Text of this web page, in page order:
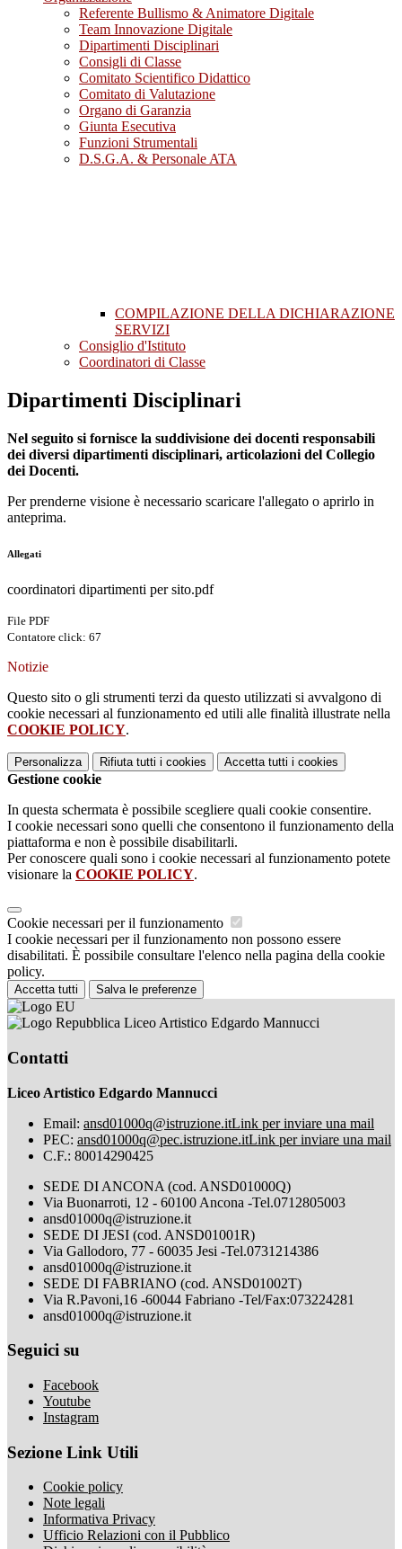
Referente Bullismo & Animatore Digitale
Team Innovazione Digitale
Dipartimenti Disciplinari
Consigli di Classe
Comitato Scientifico Didattico
Comitato di Valutazione
Organo di Garanzia
Giunta Esecutiva
Funzioni Strumentali
D.S.G.A. & Personale ATA
COMPILAZIONE DELLA DICHIARAZIONE
SERVIZI
Consiglio d'Istituto
Coordinatori di Classe
Dipartimenti Disciplinari
Nel seguito si fornisce la suddivisione dei docenti responsabili
dei diversi dipartimenti disciplinari, articolazioni del Collegio
dei Docenti.
Per prenderne visione è necessario scaricare l'allegato o aprirlo in
anteprima.
Allegati
coordinatori dipartimenti per sito.pdf
File PDF
Contatore click: 67
Notizie
Questo sito o gli strumenti terzi da questo utilizzati si avvalgono di
cookie necessari al funzionamento ed utili alle finalità illustrate nella
COOKIE POLICY.
Personalizza Rifiuta tutti i cookies Accetta tutti i cookies
Gestione cookie
In questa schermata è possibile scegliere quali cookie consentire.
I cookie necessari sono quelli che consentono il funzionamento della
piattaforma e non è possibile disabilitarli.
Per conoscere quali sono i cookie necessari al funzionamento potete
visionare la COOKIE POLICY.
Cookie necessari per il funzionamento
I cookie necessari per il funzionamento non possono essere
disabilitati. È possibile consultare l'elenco nella pagina della cookie
policy.
Accetta tutti Salva le preferenze
Liceo Artistico Edgardo Mannucci
Contatti
Liceo Artistico Edgardo Mannucci
Email: ansd01000q@istruzione.itLink per inviare una mail
PEC: ansd01000q@pec.istruzione.itLink per inviare una mail
C.F.: 80014290425
SEDE DI ANCONA (cod. ANSD01000Q)
Via Buonarroti, 12 - 60100 Ancona -Tel.0712805003
ansd01000q@istruzione.it
SEDE DI JESI (cod. ANSD01001R)
Via Gallodoro, 77 - 60035 Jesi -Tel.0731214386
ansd01000q@istruzione.it
SEDE DI FABRIANO (cod. ANSD01002T)
Via R.Pavoni,16 -60044 Fabriano -Tel/Fax:073224281
ansd01000q@istruzione.it
Seguici su
Facebook
Youtube
Instagram
Sezione Link Utili
Cookie policy
Note legali
Informativa Privacy
Ufficio Relazioni con il Pubblico